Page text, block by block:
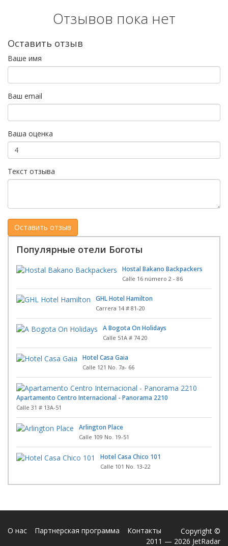
Отзывов пока нет
Оставить отзыв
Ваше имя
Ваш email
Ваша оценка
Текст отзыва
Популярные отели Боготы
Hostal Bakano Backpackers
Calle 16 número 2 - 86
GHL Hotel Hamilton
Carrera 14 # 81-20
A Bogota On Holidays
Calle 51A # 74 20
Hotel Casa Gaia
Calle 121 No. 7a- 66
Apartamento Centro Internacional - Panorama 2210
Calle 31 # 13A-51
Arlington Place
Calle 109 No. 19-51
Hotel Casa Chico 101
Calle 101 No. 13-22
О нас Партнерская программа Контакты
Copyright ©
2011 — 2026 JetRadar